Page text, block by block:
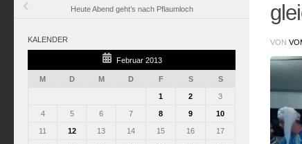
VON
Heute Abend geht’s nach Pflaumloch
KALENDER
Februar 2013
M D M D F S S
1 2 3
4 5 6 7 8 9 10
11 12 13 14 15 16 17